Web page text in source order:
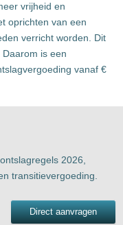
vrijheid en
oprichten van een
verricht worden. Dit
is een
vanaf €
2026,
transitievergoeding.
Direct aanvragen